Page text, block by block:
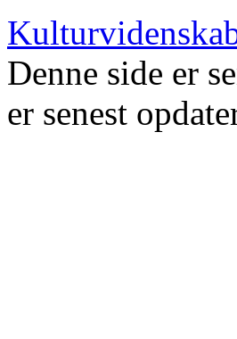
Denne side er
er senest